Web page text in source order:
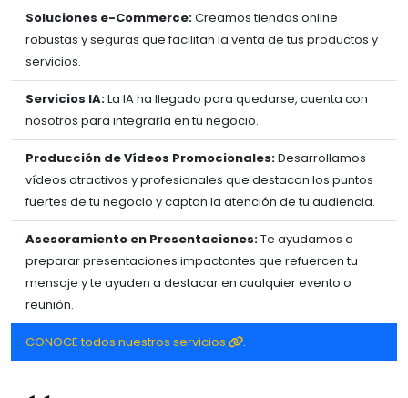
Soluciones e-Commerce:Creamos tiendas online
robustas y seguras que facilitan la venta de tus productos y
servicios.
Servicios IA:La IA ha llegado para quedarse, cuenta con
nosotros para integrarla en tu negocio.
Producción de Vídeos Promocionales:Desarrollamos
vídeos atractivos y profesionales que destacan los puntos
fuertes de tu negocio y captan la atención de tu audiencia.
Asesoramiento en Presentaciones:Te ayudamos a
preparar presentaciones impactantes que refuercen tu
mensaje y te ayuden a destacar en cualquier evento o
reunión.
CONOCE todos nuestros servicios .